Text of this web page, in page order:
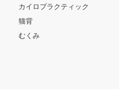
カイロプラクティック
猫背
むくみ